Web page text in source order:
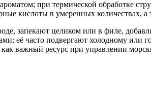
при термической обработке
кислоты в умеренных количествах,
запекают целиком или в филе,
её часто подвергают холодному или
важный ресурс при управлении